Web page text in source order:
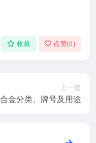
收藏 点赞(0)
上一篇
金分类、牌号及用途